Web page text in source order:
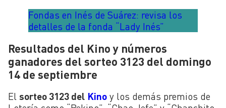
Fondas en Inés de Suárez: revisa los
detalles de la fonda “Lady Inés”
Resultados del Kino y números
ganadores del sorteo 3123 del domingo
14 de septiembre
El sorteo 3123 del Kino y los demás premios de